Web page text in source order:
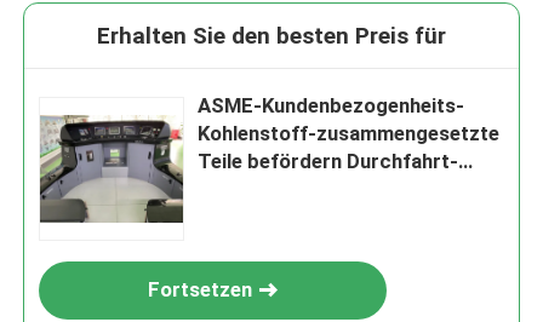
Erhalten Sie den besten Preis für
ASME-Kundenbezogenheits-
Kohlenstoff-zusammengesetzte
Teile befördern Durchfahrt-
Fortsetzen